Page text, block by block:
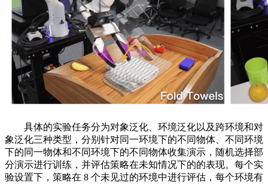
具体的实验任务分为对象泛化、环境泛化以及跨环境和对
象泛化三种类型，分别针对同一环境下的不同物体、不同环境
下的同一物体和不同环境下的不同物体收集演示，随机选择部
分演示进行训练，并评估策略在未知情况下的的表现。每个实
验设置下，策略在 8 个未见过的环境中进行评估，每个环境有